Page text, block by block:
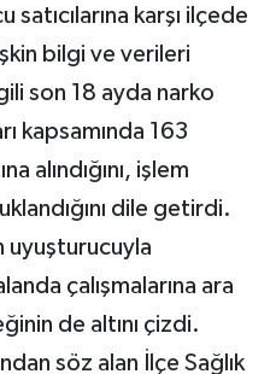
satıcılarına karşı ilçede
bilgi ve verileri
son 18 ayda narko
kapsamında 163
alındığını, işlem
dile getirdi.
uyuşturucuyla
çalışmalarına ara
de altını çizdi.
söz alan İlçe Sağlık